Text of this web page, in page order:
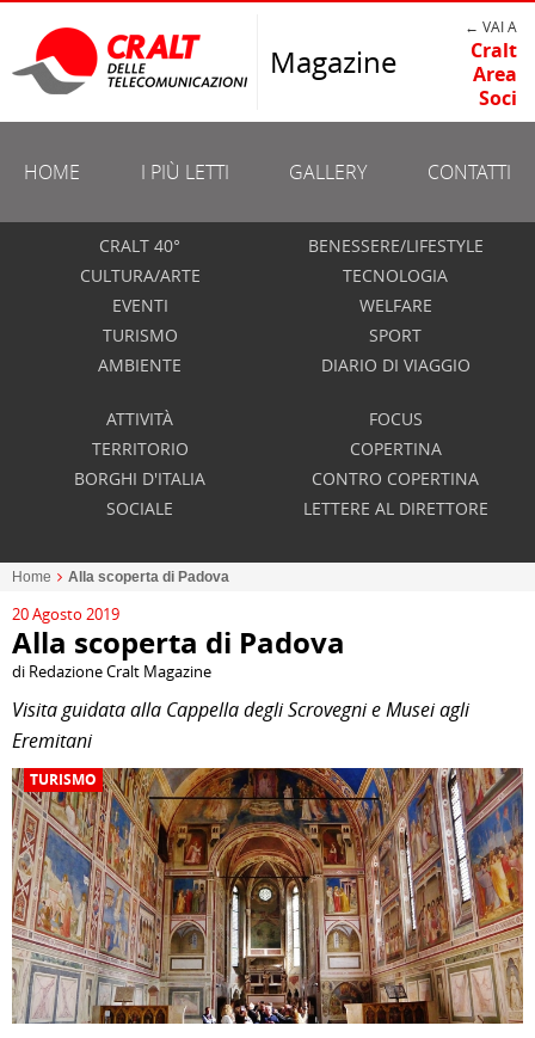
Magazine
← VAI A
Cralt
Area
Soci
HOME I PIÙ LETTI GALLERY CONTATTI
CRALT 40°
CULTURA/ARTE
EVENTI
TURISMO
AMBIENTE
BENESSERE/LIFESTYLE
TECNOLOGIA
WELFARE
SPORT
DIARIO DI VIAGGIO
ATTIVITÀ
TERRITORIO
BORGHI D'ITALIA
SOCIALE
FOCUS
COPERTINA
CONTRO COPERTINA
LETTERE AL DIRETTORE
Home Alla scoperta di Padova
20 Agosto 2019
Alla scoperta di Padova
di Redazione Cralt Magazine
Visita guidata alla Cappella degli Scrovegni e Musei agli
Eremitani
TURISMO